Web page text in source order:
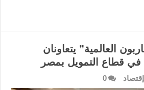
العالمية” يتعاونان
في قطاع التمويل بمصر
إقتصاد 0